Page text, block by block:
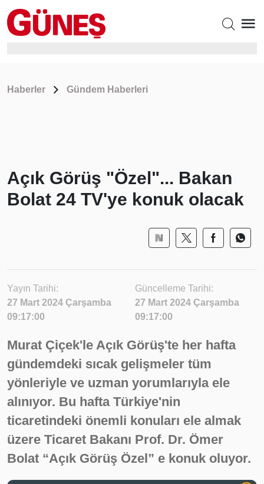
Haberler Gündem Haberleri
Açık Görüş "Özel"... Bakan
Bolat 24 TV'ye konuk olacak
Yayın Tarihi:
27 Mart 2024 Çarşamba
09:17:00
Güncelleme Tarihi:
27 Mart 2024 Çarşamba
09:17:00
Murat Çiçek'le Açık Görüş'te her hafta
gündemdeki sıcak gelişmeler tüm
yönleriyle ve uzman yorumlarıyla ele
alınıyor. Bu hafta Türkiye'nin
ticaretindeki önemli konuları ele almak
üzere Ticaret Bakanı Prof. Dr. Ömer
Bolat “Açık Görüş Özel” e konuk oluyor.